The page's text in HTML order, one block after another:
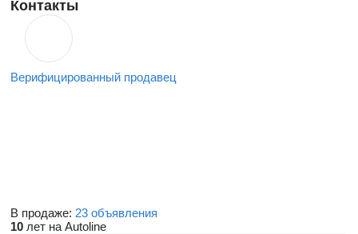
Контакты
Верифицированный продавец
В продаже: 23 объявления
10 лет на Autoline